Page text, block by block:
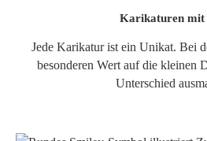
Karikaturen mit
Jede Karikatur ist ein Unikat. Bei
besonderen Wert auf die kleinen
Unterschied